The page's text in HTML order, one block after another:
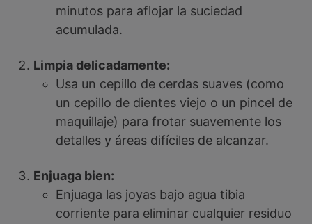
minutos para aflojar la suciedad
acumulada.
Limpia delicadamente:
Usa un cepillo de cerdas suaves (como
un cepillo de dientes viejo o un pincel de
maquillaje) para frotar suavemente los
detalles y áreas difíciles de alcanzar.
Enjuaga bien:
Enjuaga las joyas bajo agua tibia
corriente para eliminar cualquier residuo